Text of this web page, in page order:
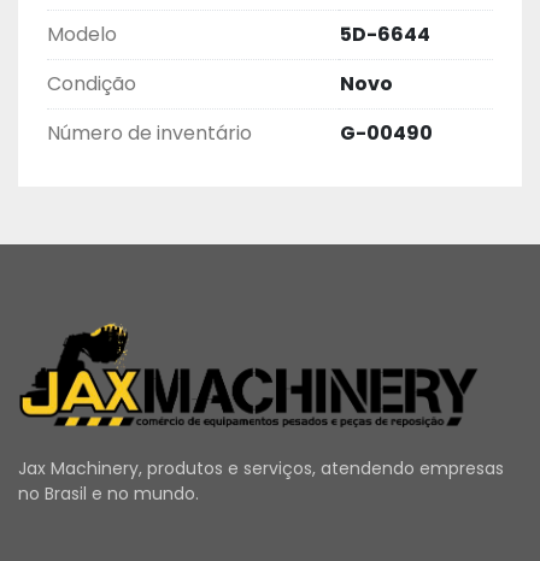
Modelo
5D-6644
Condição
Novo
Número de inventário
G-00490
Jax Machinery, produtos e serviços, atendendo empresas
no Brasil e no mundo.